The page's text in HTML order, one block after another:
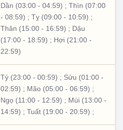
Dần (03:00 - 04:59) ; Thìn (07:00
- 08:59) ; Tỵ (09:00 - 10:59) ;
Thân (15:00 - 16:59) ; Dậu
(17:00 - 18:59) ; Hợi (21:00 -
22:59)
Tý (23:00 - 00:59) ; Sửu (01:00 -
02:59) ; Mão (05:00 - 06:59) ;
Ngọ (11:00 - 12:59) ; Mùi (13:00 -
14:59) ; Tuất (19:00 - 20:59) ;